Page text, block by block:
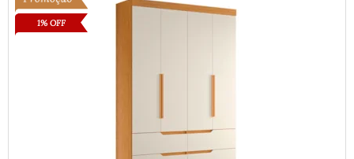
1% OFF